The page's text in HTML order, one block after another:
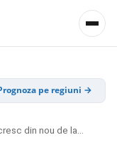
/33° ☁️Cluj-Napoca
pe regiuni →